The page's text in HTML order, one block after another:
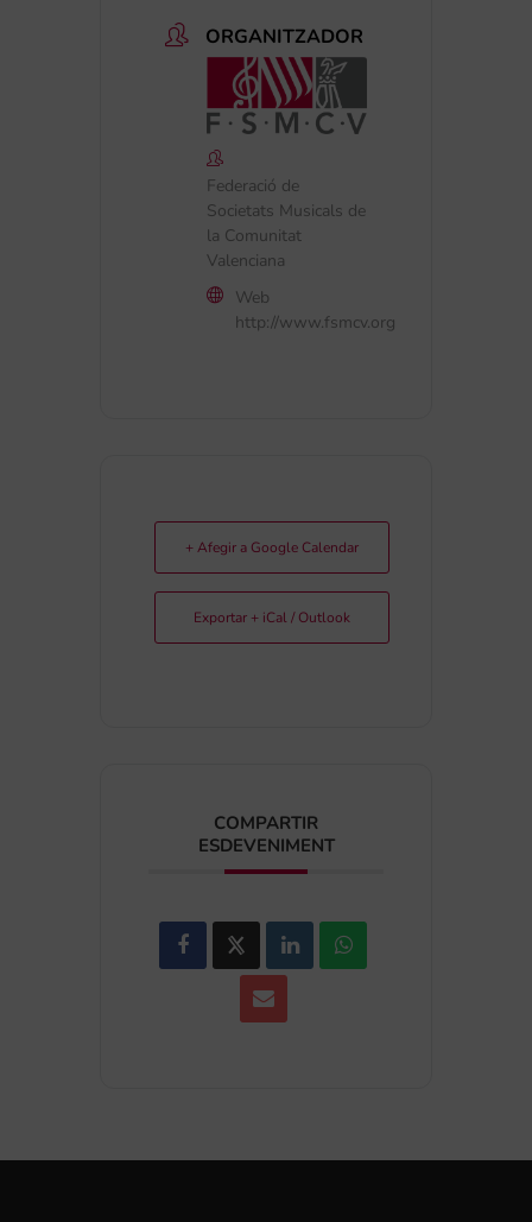
ORGANITZADOR
Federació de
Societats Musicals de
la Comunitat
Valenciana
Web
http://www.fsmcv.org
+ Afegir a Google Calendar
Exportar + iCal / Outlook
COMPARTIR
ESDEVENIMENT